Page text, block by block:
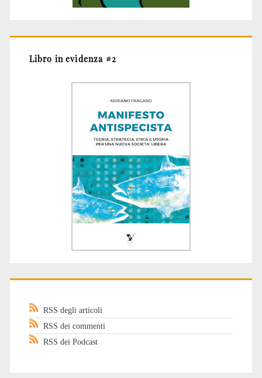
Libro in evidenza #2
RSS degli articoli
RSS dei commenti
RSS dei Podcast